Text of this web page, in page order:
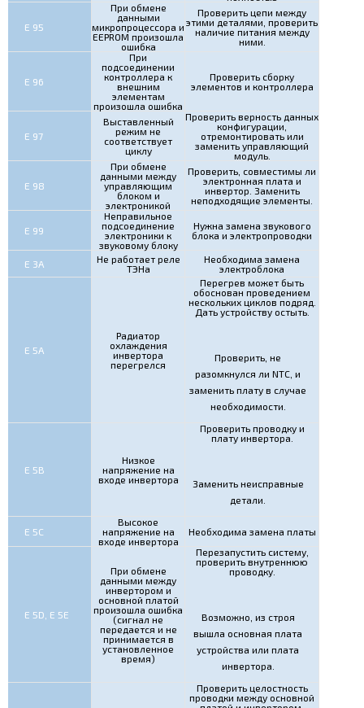
Е 95
При обмене
данными
микропроцессора и
EEPROM произошла
ошибка
Проверить цепи между
этими деталями, проверить
наличие питания между
ними.
Е 96
При
подсоединении
контроллера к
внешним
элементам
произошла ошибка
Проверить сборку
элементов и контроллера
Е 97
Выставленный
режим не
соответствует
циклу
Проверить верность данных
конфигурации,
отремонтировать или
заменить управляющий
модуль.
Е 98
При обмене
данными между
управляющим
блоком и
электроникой
Проверить, совместимы ли
электронная плата и
инвертор. Заменить
неподходящие элементы.
Е 99
Неправильное
подсоединение
электроники к
звуковому блоку
Нужна замена звукового
блока и электропроводки
Е 3А
Не работает реле
ТЭНа
Необходима замена
электроблока
Е 5А
Радиатор
охлаждения
инвертора
перегрелся
Перегрев может быть
обоснован проведением
нескольких циклов подряд.
Дать устройству остыть.
Проверить, не
разомкнулся ли NTC, и
заменить плату в случае
необходимости.
Е 5В
Низкое
напряжение на
входе инвертора
Проверить проводку и
плату инвертора.
Заменить неисправные
детали.
Е 5С
Высокое
напряжение на
входе инвертора
Необходима замена платы
E 5D, E 5Е
При обмене
данными между
инвертором и
основной платой
произошла ошибка
(сигнал не
передается и не
принимается в
установленное
время)
Перезапустить систему,
проверить внутреннюю
проводку.
Возможно, из строя
вышла основная плата
устройства или плата
инвертора.
Проверить целостность
проводки между основной